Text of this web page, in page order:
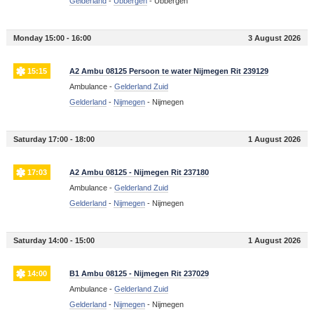
Monday 15:00 - 16:00 3 August 2026
15:15
A2 Ambu 08125 Persoon te water Nijmegen Rit 239129
Ambulance - Gelderland Zuid
Gelderland- Nijmegen- Nijmegen
Saturday 17:00 - 18:00 1 August 2026
17:03
A2 Ambu 08125 - Nijmegen Rit 237180
Ambulance - Gelderland Zuid
Gelderland- Nijmegen- Nijmegen
Saturday 14:00 - 15:00 1 August 2026
14:00
B1 Ambu 08125 - Nijmegen Rit 237029
Ambulance - Gelderland Zuid
Gelderland- Nijmegen- Nijmegen